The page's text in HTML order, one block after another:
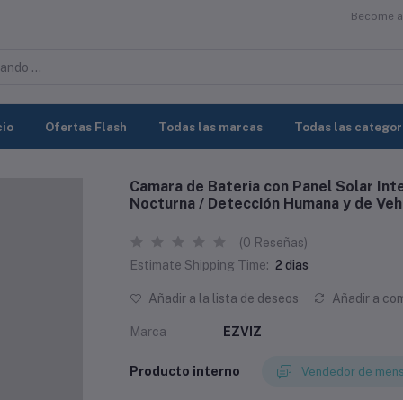
Become
Ofertas Flash Todas las marcas Todas las
Camara de Bateria con Panel Solar
Nocturna / Detección Humana y de
(0 Reseñas)
Estimate Shipping Time: 2 dias
Añadir a la lista de deseos Añadir a
Marca EZVIZ
Producto interno Vendedor de